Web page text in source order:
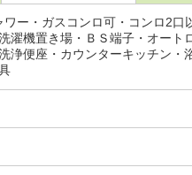
ー・ガスコンロ可・コンロ2
濯機置き場・ＢＳ端子・オート
浄便座・カウンターキッチン・